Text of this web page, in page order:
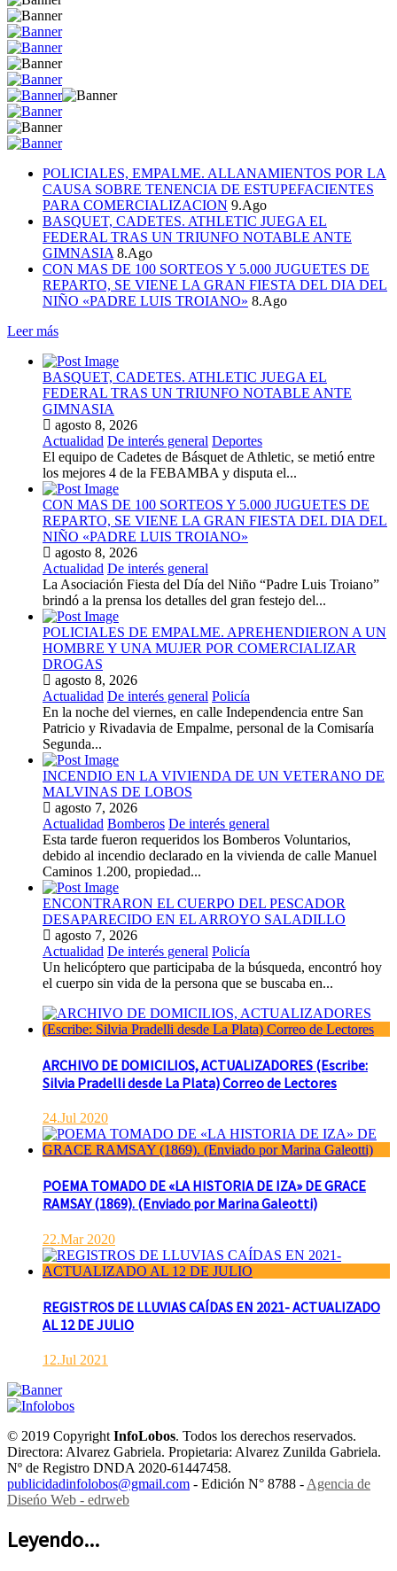
POLICIALES, EMPALME. ALLANAMIENTOS POR LA
CAUSA SOBRE TENENCIA DE ESTUPEFACIENTES
PARA COMERCIALIZACION 9.Ago
BASQUET, CADETES. ATHLETIC JUEGA EL
FEDERAL TRAS UN TRIUNFO NOTABLE ANTE
GIMNASIA 8.Ago
CON MAS DE 100 SORTEOS Y 5.000 JUGUETES DE
REPARTO, SE VIENE LA GRAN FIESTA DEL DIA DEL
NIÑO «PADRE LUIS TROIANO» 8.Ago
Leer más
BASQUET, CADETES. ATHLETIC JUEGA EL
FEDERAL TRAS UN TRIUNFO NOTABLE ANTE
GIMNASIA
agosto 8, 2026
Actualidad De interés general Deportes
El equipo de Cadetes de Básquet de Athletic, se metió entre
los mejores 4 de la FEBAMBA y disputa el...
CON MAS DE 100 SORTEOS Y 5.000 JUGUETES DE
REPARTO, SE VIENE LA GRAN FIESTA DEL DIA DEL
NIÑO «PADRE LUIS TROIANO»
agosto 8, 2026
Actualidad De interés general
La Asociación Fiesta del Día del Niño “Padre Luis Troiano”
brindó a la prensa los detalles del gran festejo del...
POLICIALES DE EMPALME. APREHENDIERON A UN
HOMBRE Y UNA MUJER POR COMERCIALIZAR
DROGAS
agosto 8, 2026
Actualidad De interés general Policía
En la noche del viernes, en calle Independencia entre San
Patricio y Rivadavia de Empalme, personal de la Comisaría
Segunda...
INCENDIO EN LA VIVIENDA DE UN VETERANO DE
MALVINAS DE LOBOS
agosto 7, 2026
Actualidad Bomberos De interés general
Esta tarde fueron requeridos los Bomberos Voluntarios,
debido al incendio declarado en la vivienda de calle Manuel
Caminos 1.200, propiedad...
ENCONTRARON EL CUERPO DEL PESCADOR
DESAPARECIDO EN EL ARROYO SALADILLO
agosto 7, 2026
Actualidad De interés general Policía
Un helicóptero que participaba de la búsqueda, encontró hoy
el cuerpo sin vida de la persona que se buscaba en...
ARCHIVO DE DOMICILIOS, ACTUALIZADORES (Escribe:
Silvia Pradelli desde La Plata) Correo de Lectores
24.Jul 2020
POEMA TOMADO DE «LA HISTORIA DE IZA» DE GRACE
RAMSAY (1869). (Enviado por Marina Galeotti)
22.Mar 2020
REGISTROS DE LLUVIAS CAÍDAS EN 2021- ACTUALIZADO
AL 12 DE JULIO
12.Jul 2021
© 2019 Copyright InfoLobos. Todos los derechos reservados.
Directora: Alvarez Gabriela. Propietaria: Alvarez Zunilda Gabriela.
Nº de Registro DNDA 2020-61447458.
publicidadinfolobos@gmail.com - Edición N° 8788 - Agencia de
Diseńo Web - edrweb
Leyendo...